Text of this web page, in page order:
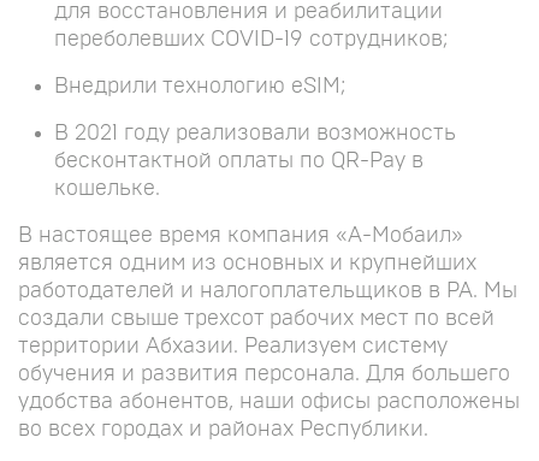
для восстановления и реабилитации
переболевших COVID-19 сотрудников;
Внедрили технологию eSIM;
В 2021 году реализовали возможность
бесконтактной оплаты по QR-Pay в
кошельке.
В настоящее время компания «А-Мобаил»
является одним из основных и крупнейших
работодателей и налогоплательщиков в РА. Мы
создали свыше трехсот рабочих мест по всей
территории Абхазии. Реализуем систему
обучения и развития персонала. Для большего
удобства абонентов, наши офисы расположены
во всех городах и районах Республики.